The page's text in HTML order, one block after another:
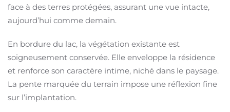
face à des terres protégées, assurant une vue intacte,
aujourd’hui comme demain.
En bordure du lac, la végétation existante est
soigneusement conservée. Elle enveloppe la résidence
et renforce son caractère intime, niché dans le paysage.
La pente marquée du terrain impose une réflexion fine
sur l’implantation.